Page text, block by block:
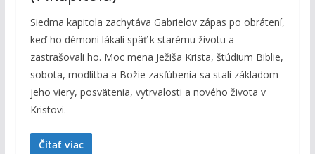
Siedma kapitola zachytáva Gabrielov zápas po obrátení,
keď ho démoni lákali späť k starému životu a
zastrašovali ho. Moc mena Ježiša Krista, štúdium Biblie,
sobota, modlitba a Božie zasľúbenia sa stali základom
jeho viery, posvätenia, vytrvalosti a nového života v
Kristovi.
Čítať viac